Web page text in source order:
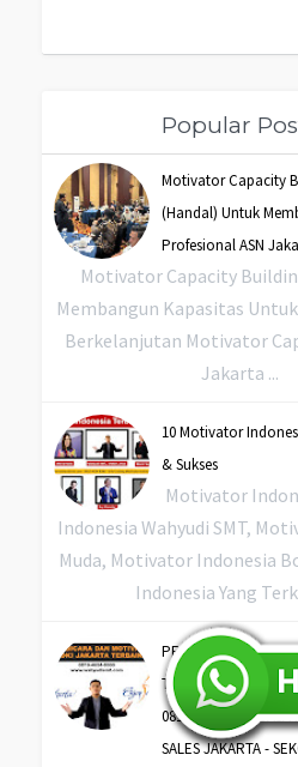
Popular
Motivator Capacity
(Handal) Untuk
Profesional ASN
Motivator Capacity
Membangun Kapasitas
Berkelanjutan Motivator
Jakarta ...
10 Motivator
& Sukses
Motivator
Indonesia Wahyudi SMT,
Muda, Motivator Indonesia
Indonesia Yang
PEMBICARA
TERBAIK DAN
081946548000 - JASA
SALES JAKARTA -